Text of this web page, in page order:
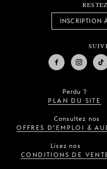
INSCRIPTION
Perdu ?
PLAN DU SITE
Consultez nos
OFFRES D’EMPLOI &
Lisez nos
CONDITIONS DE